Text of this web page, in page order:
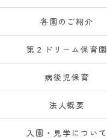
各園のご紹介
第２ドリーム保育園
病後児保育
法人概要
入園・見学について